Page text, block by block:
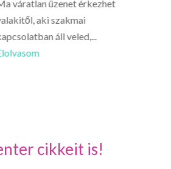
váratlan üzenet érkezhet
aki szakmai
áll veled,...
cikkeit is!